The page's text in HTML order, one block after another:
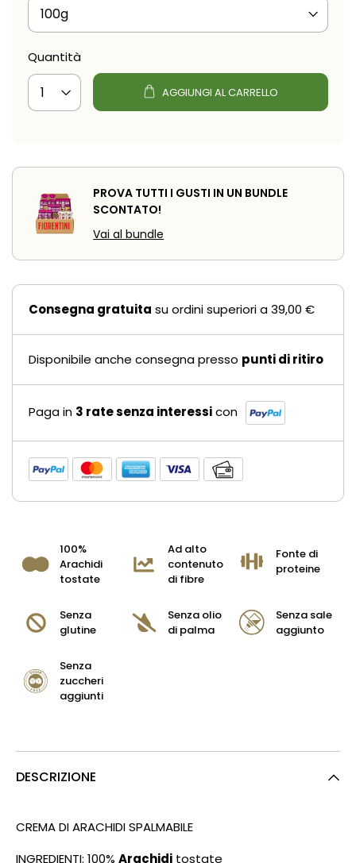
Quantità
AGGIUNGI AL CARRELLO
PROVA TUTTI I GUSTI IN UN BUNDLE
SCONTATO!
Vai al bundle
Consegna gratuita su ordini superiori a 39,00 €
Disponibile anche consegna presso punti di ritiro
Paga in 3 rate senza interessicon
100%
Arachidi
tostate
Ad alto
contenuto
di fibre
Fonte di
proteine
Senza
glutine
Senza olio
di palma
Senza sale
aggiunto
Senza
zuccheri
aggiunti
DESCRIZIONE
CREMA DI ARACHIDI SPALMABILE
INGREDIENTI: 100% Arachidi tostate